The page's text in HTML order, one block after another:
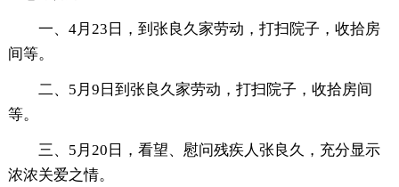
一、4月23日，到张良久家劳动，打扫院子，收拾房
间等。
二、5月9日到张良久家劳动，打扫院子，收拾房间
等。
三、5月20日，看望、慰问残疾人张良久，充分显示
浓浓关爱之情。